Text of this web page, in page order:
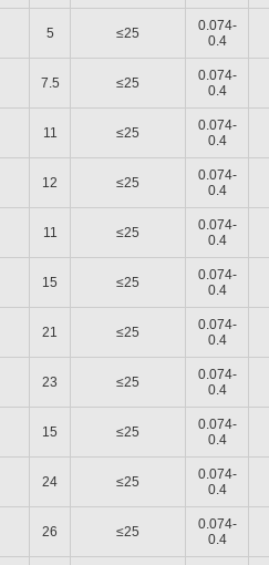
5 ≤25
0.074-
0.4
7.5 ≤25
0.074-
0.4
11 ≤25
0.074-
0.4
12 ≤25
0.074-
0.4
11 ≤25
0.074-
0.4
15 ≤25
0.074-
0.4
21 ≤25
0.074-
0.4
23 ≤25
0.074-
0.4
15 ≤25
0.074-
0.4
24 ≤25
0.074-
0.4
26 ≤25
0.074-
0.4